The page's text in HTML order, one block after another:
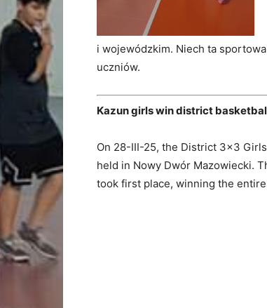
i wojewódzkim. Niech ta
uczniów.
Kazun girls win district
On 28-III-25, the District 3×3
held in Nowy Dwór Mazowiecki.
took first place, winning the